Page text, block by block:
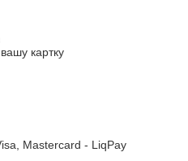
картку
Mastercard - LiqPay